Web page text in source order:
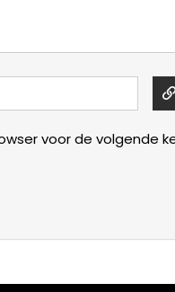
voor de volgende